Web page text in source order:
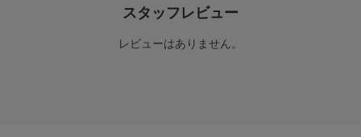
スタッフレビュー
レビューはありません。